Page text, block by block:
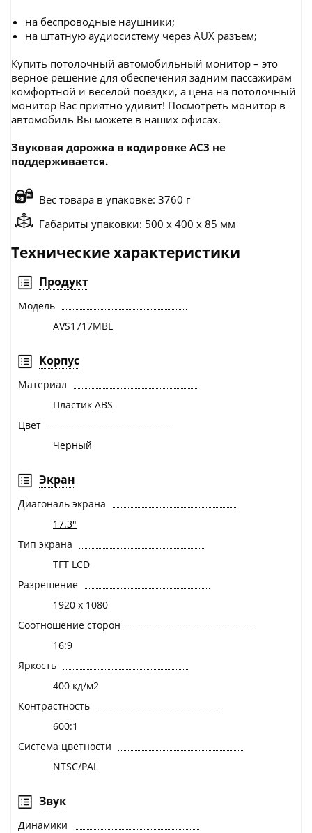
на беспроводные наушники;
на штатную аудиосистему через AUX разъём;
Купить потолочный автомобильный монитор – это
верное решение для обеспечения задним пассажирам
комфортной и весёлой поездки, а цена на потолочный
монитор Вас приятно удивит! Посмотреть монитор в
автомобиль Вы можете в наших офисах.
Звуковая дорожка в кодировке AC3 не
поддерживается.
Вес товара в упаковке: 3760 г
Габариты упаковки: 500 x 400 x 85 мм
Технические характеристики
Продукт
Модель
AVS1717MBL
Корпус
Материал
Пластик ABS
Цвет
Черный
Экран
Диагональ экрана
17.3"
Тип экрана
TFT LCD
Разрешение
1920 х 1080
Соотношение сторон
16:9
Яркость
400 кд/м2
Контрастность
600:1
Система цветности
NTSC/PAL
Звук
Динамики